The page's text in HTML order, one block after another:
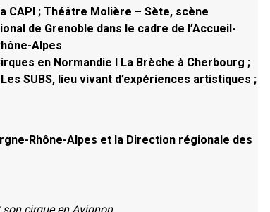
CAPI ; Théâtre Molière – Sète, scène
de Grenoble dans le cadre de l’Accueil-
Alpes
en Normandie I La Brèche à Cherbourg ;
SUBS, lieu vivant d’expériences artistiques ;
Rhône-Alpes et la Direction régionale des